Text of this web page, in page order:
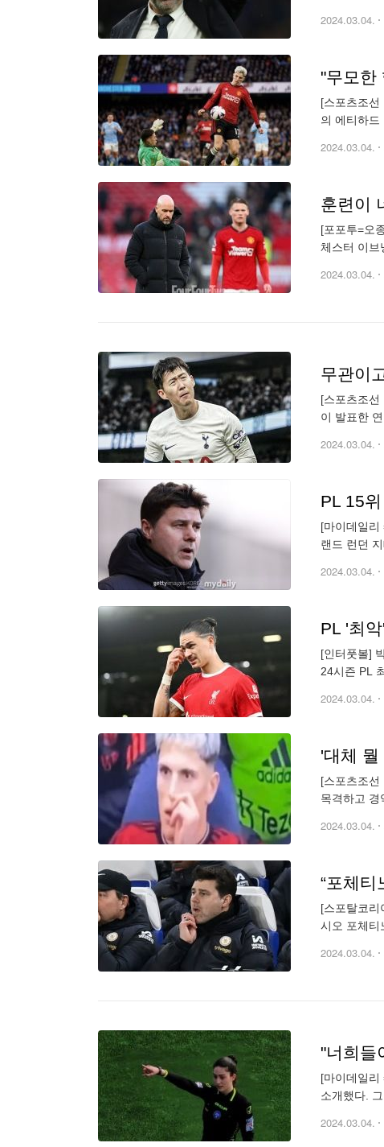
2024.03.04.
"무모한
[스포츠조선
의 에티하드
2024.03.04.
훈련이
[포포투=오
체스터 이브
2024.03.04.
무관이
[스포츠조선
이 발표한
2024.03.04.
[마이데일
랜드 런던
2024.03.04.
PL '최
[인터풋볼]
24시즌 PL
2024.03.04.
'대체
[스포츠조
목격하고 경
2024.03.04.
“포체티
[스포탈코리
시오 포체티
2024.03.04.
[마이데일리
소개했다.
2024.03.04.